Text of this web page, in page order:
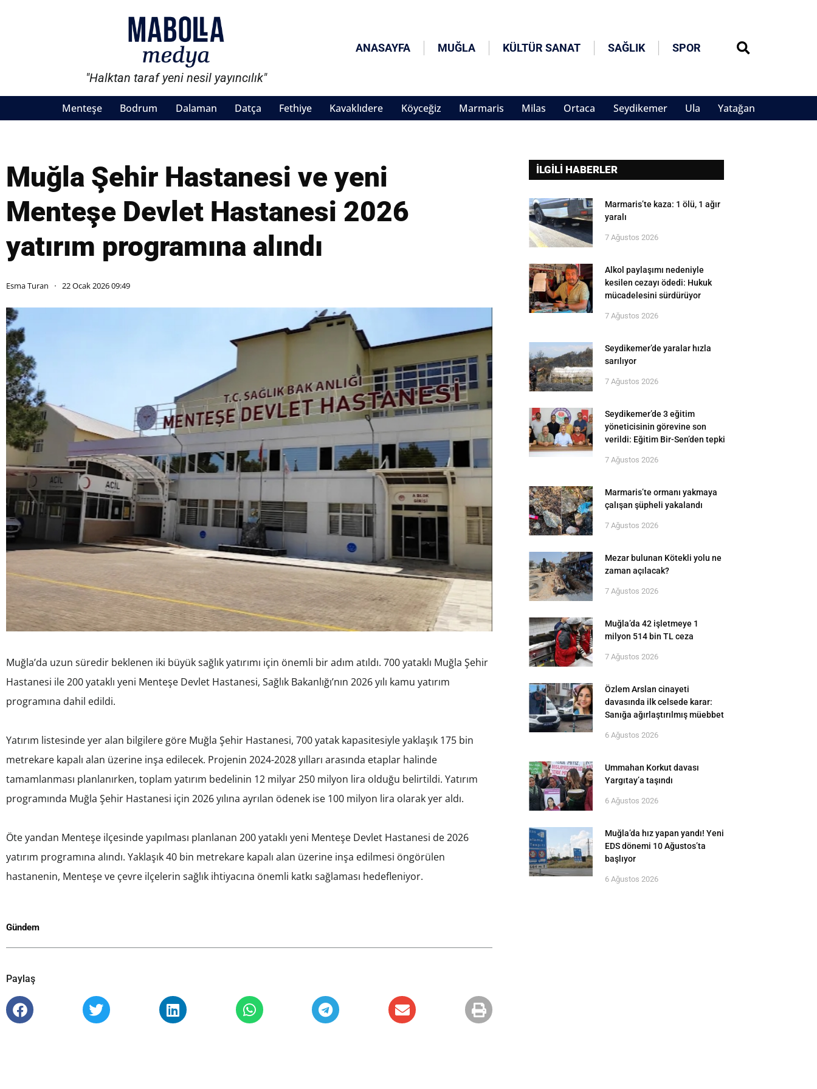
"Halktan taraf yeni nesil yayıncılık"
ANASAYFA MUĞLA KÜLTÜR SANAT SAĞLIK SPOR
Menteşe Bodrum Dalaman Datça Fethiye Kavaklıdere Köyceğiz Marmaris Milas Ortaca Seydikemer Ula Yatağan
Muğla Şehir Hastanesi ve yeni
Menteşe Devlet Hastanesi 2026
yatırım programına alındı
Esma Turan 22 Ocak 2026 09:49
Muğla’da uzun süredir beklenen iki büyük sağlık yatırımı için önemli bir adım atıldı. 700 yataklı Muğla Şehir
Hastanesi ile 200 yataklı yeni Menteşe Devlet Hastanesi, Sağlık Bakanlığı’nın 2026 yılı kamu yatırım
programına dahil edildi.
Yatırım listesinde yer alan bilgilere göre Muğla Şehir Hastanesi, 700 yatak kapasitesiyle yaklaşık 175 bin
metrekare kapalı alan üzerine inşa edilecek. Projenin 2024-2028 yılları arasında etaplar halinde
tamamlanması planlanırken, toplam yatırım bedelinin 12 milyar 250 milyon lira olduğu belirtildi. Yatırım
programında Muğla Şehir Hastanesi için 2026 yılına ayrılan ödenek ise 100 milyon lira olarak yer aldı.
Öte yandan Menteşe ilçesinde yapılması planlanan 200 yataklı yeni Menteşe Devlet Hastanesi de 2026
yatırım programına alındı. Yaklaşık 40 bin metrekare kapalı alan üzerine inşa edilmesi öngörülen
hastanenin, Menteşe ve çevre ilçelerin sağlık ihtiyacına önemli katkı sağlaması hedefleniyor.
Gündem
Paylaş
İLGİLİ HABERLER
Marmaris’te kaza: 1 ölü, 1 ağır
yaralı
7 Ağustos 2026
Alkol paylaşımı nedeniyle
kesilen cezayı ödedi: Hukuk
mücadelesini sürdürüyor
7 Ağustos 2026
Seydikemer’de yaralar hızla
sarılıyor
7 Ağustos 2026
Seydikemer’de 3 eğitim
yöneticisinin görevine son
verildi: Eğitim Bir-Sen’den tepki
7 Ağustos 2026
Marmaris’te ormanı yakmaya
çalışan şüpheli yakalandı
7 Ağustos 2026
Mezar bulunan Kötekli yolu ne
zaman açılacak?
7 Ağustos 2026
Muğla’da 42 işletmeye 1
milyon 514 bin TL ceza
7 Ağustos 2026
Özlem Arslan cinayeti
davasında ilk celsede karar:
Sanığa ağırlaştırılmış müebbet
6 Ağustos 2026
Ummahan Korkut davası
Yargıtay’a taşındı
6 Ağustos 2026
Muğla’da hız yapan yandı! Yeni
EDS dönemi 10 Ağustos’ta
başlıyor
6 Ağustos 2026